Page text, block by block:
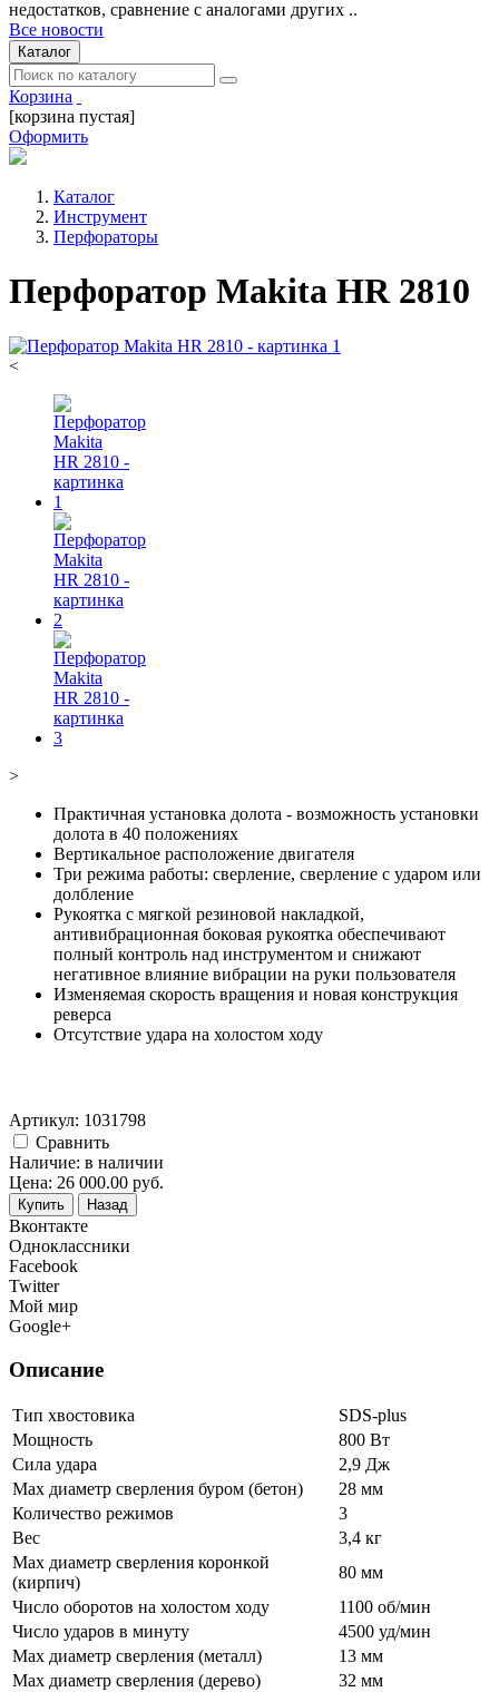
недостатков, сравнение с аналогами других ..
Все новости
Каталог
Корзина
[корзина пустая]
Оформить
Каталог
Инструмент
Перфораторы
Перфоратор Makita HR 2810
<
>
Практичная установка долота - возможность установки
долота в 40 положениях
Вертикальное расположение двигателя
Три режима работы: сверление, сверление с ударом или
долбление
Рукоятка с мягкой резиновой накладкой,
антивибрационная боковая рукоятка обеспечивают
полный контроль над инструментом и снижают
негативное влияние вибрации на руки пользователя
Изменяемая скорость вращения и новая конструкция
реверса
Отсутcтвие удара на холостом ходу
Артикул: 1031798
Cравнить
Наличие: в наличии
Цена: 26 000.00 руб.
Купить Назад
Вконтакте
Одноклассники
Facebook
Twitter
Мой мир
Google+
Описание
Тип хвостовика
SDS-plus
Мощность
800 Вт
Сила удара
2,9 Дж
Max диаметр сверления буром (бетон)
28 мм
Количество режимов
3
Вес
3,4 кг
Max диаметр сверления коронкой
(кирпич)
80 мм
Число оборотов на холостом ходу
1100 об/мин
Число ударов в минуту
4500 уд/мин
Max диаметр сверления (металл)
13 мм
Max диаметр сверления (дерево)
32 мм